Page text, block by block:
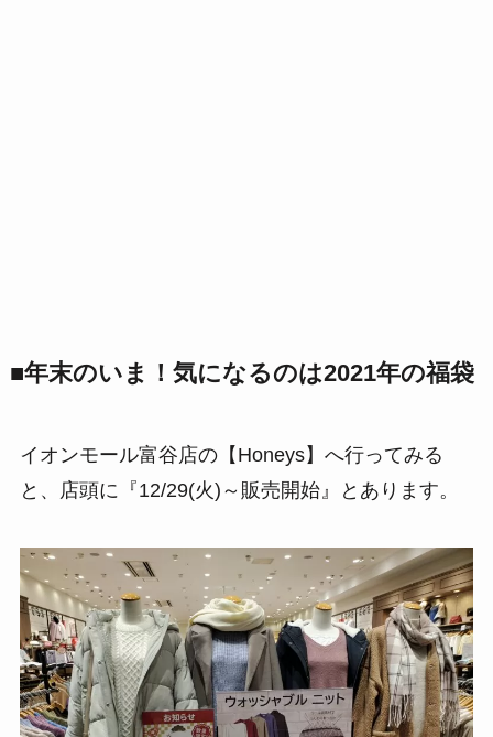
■年末のいま！気になるのは2021年の福袋
イオンモール富谷店の【Honeys】へ行ってみる
と、店頭に『12/29(火)～販売開始』とあります。